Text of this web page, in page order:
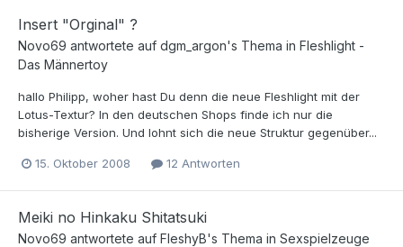
Insert "Orginal" ?
Novo69 antwortete auf dgm_argon's Thema in Fleshlight -
Das Männertoy
hallo Philipp, woher hast Du denn die neue Fleshlight mit der
Lotus-Textur? In den deutschen Shops finde ich nur die
bisherige Version. Und lohnt sich die neue Struktur gegenüber...
15. Oktober 2008 12 Antworten
Meiki no Hinkaku Shitatsuki
Novo69 antwortete auf FleshyB's Thema in Sexspielzeuge